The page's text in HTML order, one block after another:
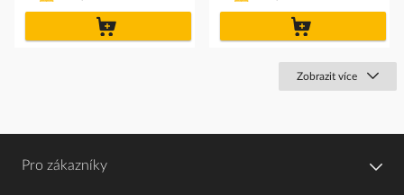
Zobrazit více
Pro zákazníky